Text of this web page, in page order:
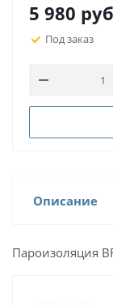
5 980
Под заказ
Описание
Пароизоляция